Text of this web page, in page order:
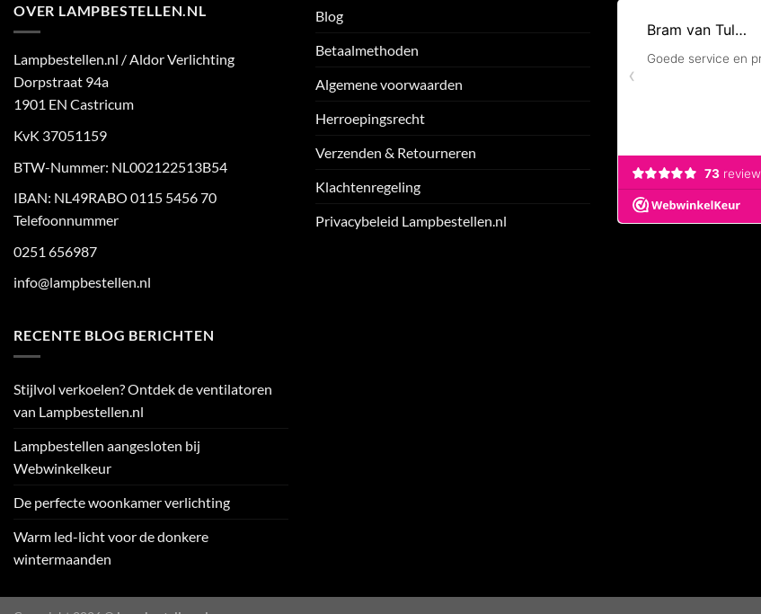
OVER LAMPBESTELLEN.NL
Lampbestellen.nl / Aldor Verlichting
Dorpstraat 94a
1901 EN Castricum
KvK 37051159
BTW-Nummer: NL002122513B54
IBAN: NL49RABO 0115 5456 70
Telefoonnummer
0251 656987
info@lampbestellen.nl
Blog
Betaalmethoden
Algemene voorwaarden
Herroepingsrecht
Verzenden & Retourneren
Klachtenregeling
Privacybeleid Lampbestellen.nl
RECENTE BLOG BERICHTEN
Stijlvol verkoelen? Ontdek de ventilatoren
van Lampbestellen.nl
Lampbestellen aangesloten bij
Webwinkelkeur
De perfecte woonkamer verlichting
Warm led-licht voor de donkere
wintermaanden